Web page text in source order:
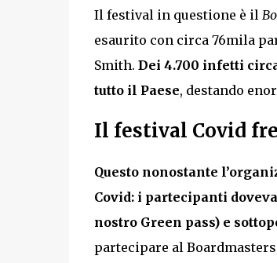
Il festival in questione è il
esaurito con circa 76mila
Smith. Dei 4.700 infetti
tutto il Paese, destando
Il festival Covid
Questo nonostante
Covid: i partecipanti
nostro Green pass) e
partecipare al